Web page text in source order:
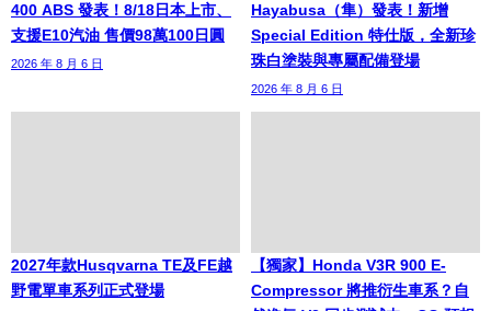
400 ABS 發表！8/18日本上市、
支援E10汽油 售價98萬100日圓
2026 年 8 月 6 日
Hayabusa（隼）發表！新增
Special Edition 特仕版，全新珍
珠白塗裝與專屬配備登場
2026 年 8 月 6 日
2027年款Husqvarna TE及FE越
野電單車系列正式登場
【獨家】Honda V3R 900 E-
Compressor 將推衍生車系？自